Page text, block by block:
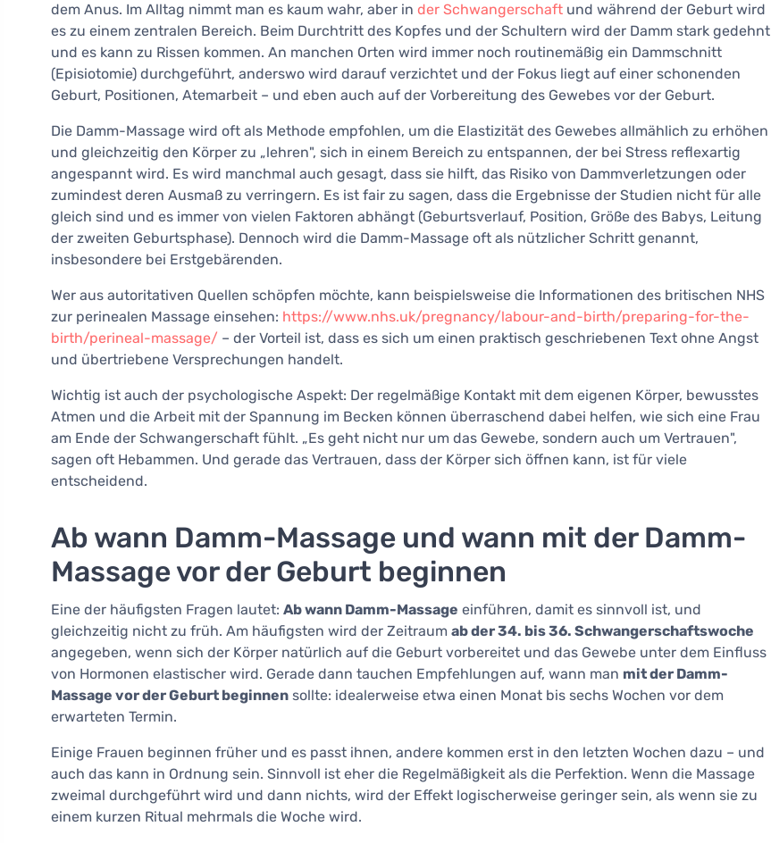
dem Anus. Im Alltag nimmt man es kaum wahr, aber in der Schwangerschaft und während der Geburt wird
es zu einem zentralen Bereich. Beim Durchtritt des Kopfes und der Schultern wird der Damm stark gedehnt
und es kann zu Rissen kommen. An manchen Orten wird immer noch routinemäßig ein Dammschnitt
(Episiotomie) durchgeführt, anderswo wird darauf verzichtet und der Fokus liegt auf einer schonenden
Geburt, Positionen, Atemarbeit – und eben auch auf der Vorbereitung des Gewebes vor der Geburt.
Die Damm-Massage wird oft als Methode empfohlen, um die Elastizität des Gewebes allmählich zu erhöhen
und gleichzeitig den Körper zu „lehren", sich in einem Bereich zu entspannen, der bei Stress reflexartig
angespannt wird. Es wird manchmal auch gesagt, dass sie hilft, das Risiko von Dammverletzungen oder
zumindest deren Ausmaß zu verringern. Es ist fair zu sagen, dass die Ergebnisse der Studien nicht für alle
gleich sind und es immer von vielen Faktoren abhängt (Geburtsverlauf, Position, Größe des Babys, Leitung
der zweiten Geburtsphase). Dennoch wird die Damm-Massage oft als nützlicher Schritt genannt,
insbesondere bei Erstgebärenden.
Wer aus autoritativen Quellen schöpfen möchte, kann beispielsweise die Informationen des britischen NHS
zur perinealen Massage einsehen: https://www.nhs.uk/pregnancy/labour-and-birth/preparing-for-the-
birth/perineal-massage/ – der Vorteil ist, dass es sich um einen praktisch geschriebenen Text ohne Angst
und übertriebene Versprechungen handelt.
Wichtig ist auch der psychologische Aspekt: Der regelmäßige Kontakt mit dem eigenen Körper, bewusstes
Atmen und die Arbeit mit der Spannung im Becken können überraschend dabei helfen, wie sich eine Frau
am Ende der Schwangerschaft fühlt. „Es geht nicht nur um das Gewebe, sondern auch um Vertrauen",
sagen oft Hebammen. Und gerade das Vertrauen, dass der Körper sich öffnen kann, ist für viele
entscheidend.
Ab wann Damm-Massage und wann mit der Damm-
Massage vor der Geburt beginnen
Eine der häufigsten Fragen lautet: Ab wann Damm-Massage einführen, damit es sinnvoll ist, und
gleichzeitig nicht zu früh. Am häufigsten wird der Zeitraum ab der 34. bis 36. Schwangerschaftswoche
angegeben, wenn sich der Körper natürlich auf die Geburt vorbereitet und das Gewebe unter dem Einfluss
von Hormonen elastischer wird. Gerade dann tauchen Empfehlungen auf, wann man mit der Damm-
Massage vor der Geburt beginnen sollte: idealerweise etwa einen Monat bis sechs Wochen vor dem
erwarteten Termin.
Einige Frauen beginnen früher und es passt ihnen, andere kommen erst in den letzten Wochen dazu – und
auch das kann in Ordnung sein. Sinnvoll ist eher die Regelmäßigkeit als die Perfektion. Wenn die Massage
zweimal durchgeführt wird und dann nichts, wird der Effekt logischerweise geringer sein, als wenn sie zu
einem kurzen Ritual mehrmals die Woche wird.